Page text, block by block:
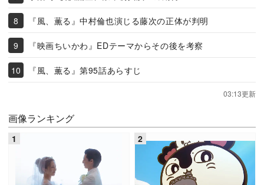
『風、薫る』中村倫也演じる藤次の正体が判明
『映画ちいかわ』EDテーマからその後を考察
『風、薫る』第95話あらすじ
03:13更新
画像ランキング